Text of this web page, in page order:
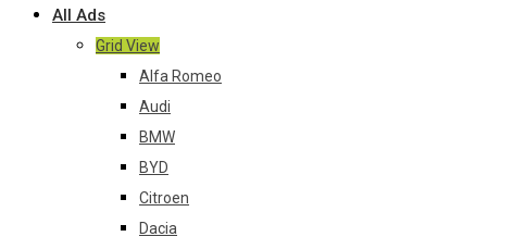
All Ads
Grid View
Alfa Romeo
Audi
BMW
BYD
Citroen
Dacia